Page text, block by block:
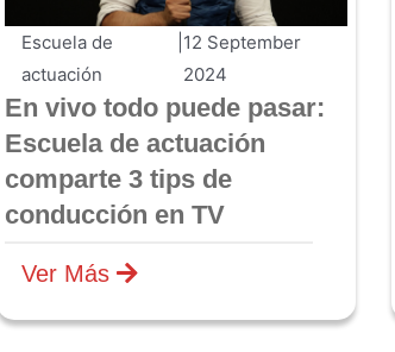
Escuela de
actuación
12 September
2024
En vivo todo puede pasar:
Escuela de actuación
comparte 3 tips de
conducción en TV
Ver Más